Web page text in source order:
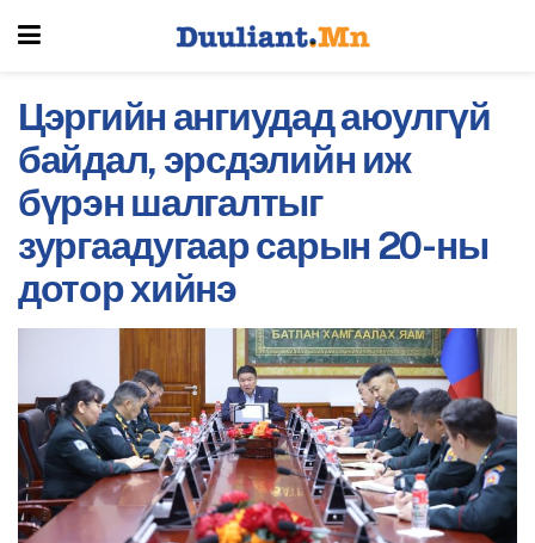
Цэргийн ангиудад аюулгүй
байдал, эрсдэлийн иж
бүрэн шалгалтыг
зургаадугаар сарын 20-ны
дотор хийнэ